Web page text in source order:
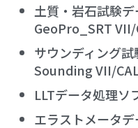
土質・岩石試験
GeoPro_SRT VII/
サウンディング
Sounding VII/
LLTデータ処理ソ
エラストメータ